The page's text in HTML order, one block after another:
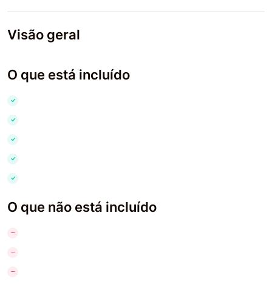
Visão geral
O que está incluído
O que não está incluído